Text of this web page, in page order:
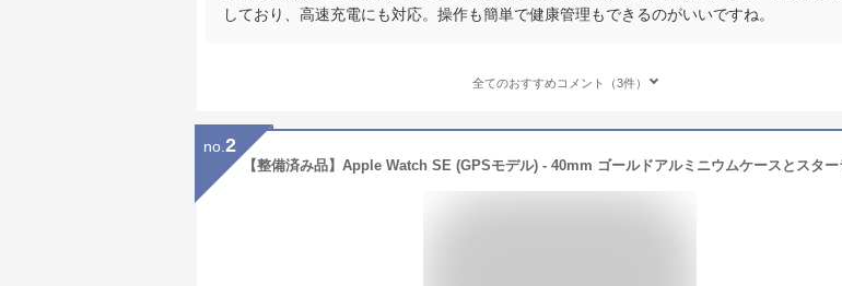
しており、高速充電にも対応。操作も簡単で健康管理もできるのがいいですね。
全てのおすすめコメント（3件）
no. 2